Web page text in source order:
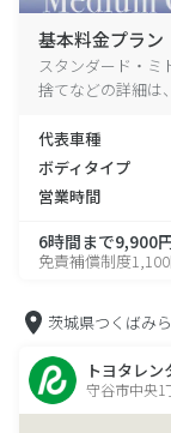
基本料金プラン
スタンダード・ミ
捨てなどの詳細は
代表車種
ボディタイプ
営業時間
6時間まで9,900
免責補償制度
茨城県つくばみ
トヨタレ
守谷市中央1